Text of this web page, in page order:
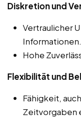
Diskretion und
Vertraulicher
Informationen.
Hohe
Flexibilität und
Fähigkeit,
Zeitvorgaben